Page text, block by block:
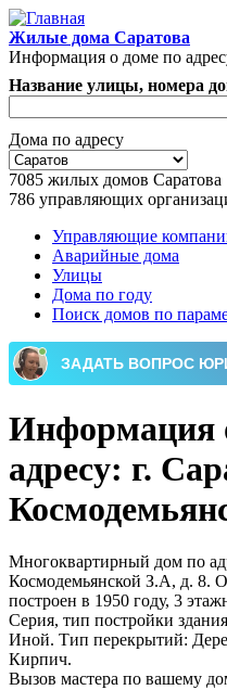
Перейти к основному
Жилые дома Саратова
Информация о доме по
Название улицы, номера
Дома по адресу
7085 жилых домов Саратова
786 управляющих
Главное меню
Управляющие
Аварийные дома
Улицы
Дома по году
Поиск домов по
Информация
адресу: г.
Многоквартирный дом по
Космодемьянской З.А, д. 8.
построен в 1950 году, 3
Серия, тип постройки
Иной. Тип перекрытий:
Кирпич.
Вызов мастера по вашему